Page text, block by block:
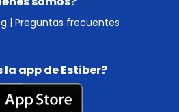
| Preguntas frecuentes
la app de Estiber?